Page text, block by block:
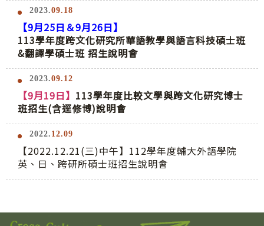
2023.09.18
【9月25日＆9月26日】
113學年度跨文化研究所華語教學與語言科技碩士班
&翻譯學碩士班 招生說明會
2023.09.12
【9月19日】 113學年度比較文學與跨文化研究博士
班招生(含逕修博)說明會
2022. 12.09
【2022.12.21(三)中午】112學年度輔大外語學院
英、日、跨研所碩士班招生說明會